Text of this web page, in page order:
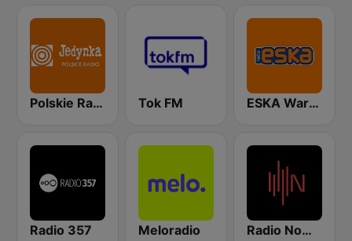
Polskie Radio Program I (PR1) Jedynka Tok FM ESKA Warszawa
Radio 357 Meloradio Radio Nowy Świat